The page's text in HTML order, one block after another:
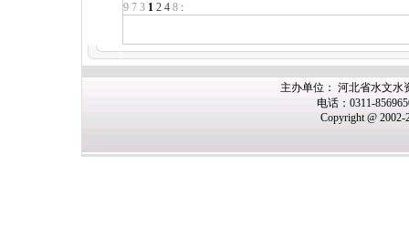
9 7 3 1 2 4 8 :
主办单位： 河北省水文水
电话：0311-
Copyright @ 2002-